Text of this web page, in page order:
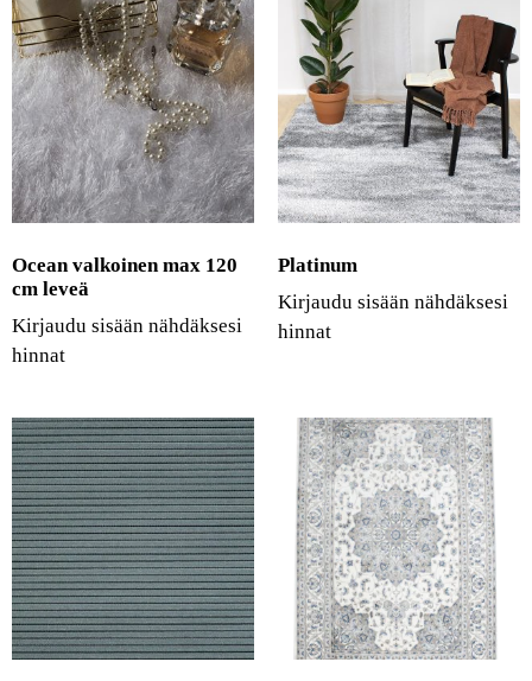
Ocean valkoinen max 120
cm leveä
Kirjaudu sisään nähdäksesi
hinnat
Platinum
Kirjaudu sisään nähdäksesi
hinnat